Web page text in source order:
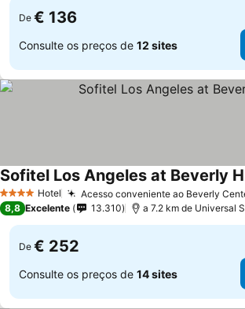
De € 136
Consulte os preços de 12 sites
4 EstrelasHotel Acesso conveniente ao Beverly
Sofitel Los Angeles at Beverly
8,8 Excelente 13.310 a 7.2 km de Universal
De € 252
Consulte os preços de 14 sites